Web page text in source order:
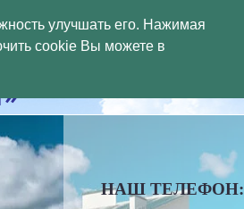
улучшать его. Нажимая
cookie Вы можете в
– ЮГРЫ
НАШ ТЕЛЕФОН: